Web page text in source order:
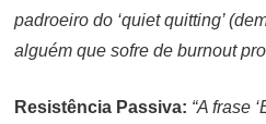
padroeiro do ‘quiet quitting’
alguém que sofre de burnout
Resistência Passiva: “A frase